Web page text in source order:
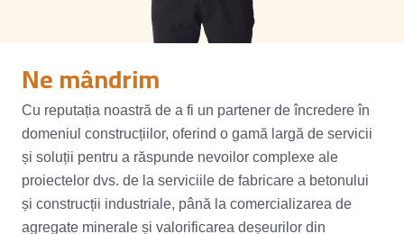
Ne mândrim
Cu reputația noastră de a fi un partener de încredere în
domeniul construcțiilor, oferind o gamă largă de servicii
și soluții pentru a răspunde nevoilor complexe ale
proiectelor dvs. de la serviciile de fabricare a betonului
și construcții industriale, până la comercializarea de
agregate minerale și valorificarea deșeurilor din